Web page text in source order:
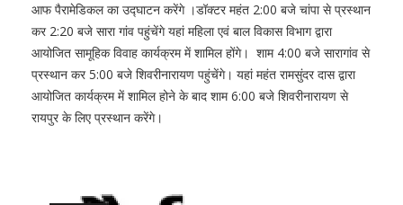
आफ पैरामेडिकल का उद्घाटन करेंगे ।डॉक्टर महंत 2:00 बजे चांपा से प्रस्थान
कर 2:20 बजे सारा गांव पहुंचेंगे यहां महिला एवं बाल विकास विभाग द्वारा
आयोजित सामूहिक विवाह कार्यक्रम में शामिल होंगे। शाम 4:00 बजे सारागांव से
प्रस्थान कर 5:00 बजे शिवरीनारायण पहुंचेंगे। यहां महंत रामसुंदर दास द्वारा
आयोजित कार्यक्रम में शामिल होने के बाद शाम 6:00 बजे शिवरीनारायण से
रायपुर के लिए प्रस्थान करेंगे।